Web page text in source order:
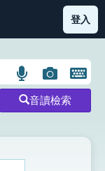
首索引表圖示
登入
語
言
搜
示
圖
片
搜
開
鍵
圖
音讀檢索